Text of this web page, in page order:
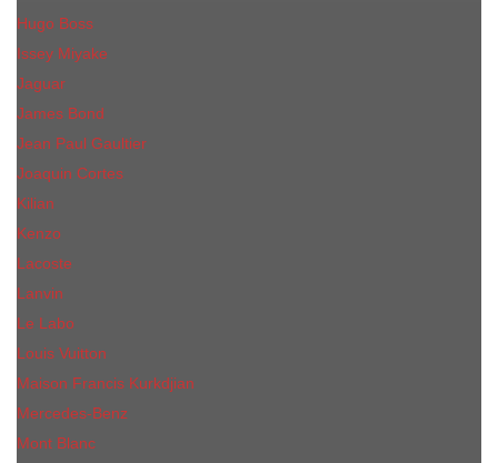
Hugo Boss
Issey Miyake
Jaguar
James Bond
Jean Paul Gaultier
Joaquin Сortes
Kilian
Kenzo
Lacoste
Lanvin
Le Labo
Louis Vuitton
Maison Francis Kurkdjian
Mercedes-Benz
Mont Blanc